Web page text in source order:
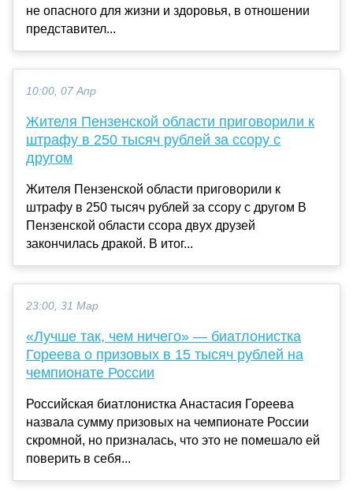
не опасного для жизни и здоровья, в отношении
представител...
10:00, 07 Апр
Жителя Пензенской области приговорили к
штрафу в 250 тысяч рублей за ссору с
другом
Жителя Пензенской области приговорили к
штрафу в 250 тысяч рублей за ссору с другом В
Пензенской области ссора двух друзей
закончилась дракой. В итог...
23:00, 31 Мар
«Лучше так, чем ничего» — биатлонистка
Гореева о призовых в 15 тысяч рублей на
чемпионате России
Российская биатлонистка Анастасия Гореева
назвала сумму призовых на чемпионате России
скромной, но призналась, что это не помешало ей
поверить в себя...